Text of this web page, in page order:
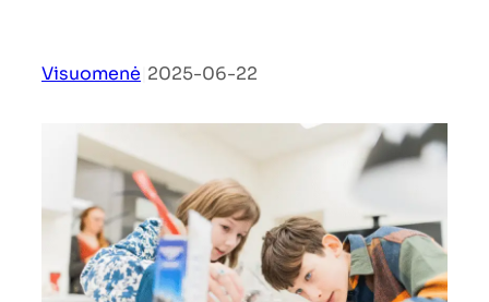
Visuomenė 2025-06-22